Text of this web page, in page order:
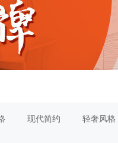
现代简约 轻奢风格